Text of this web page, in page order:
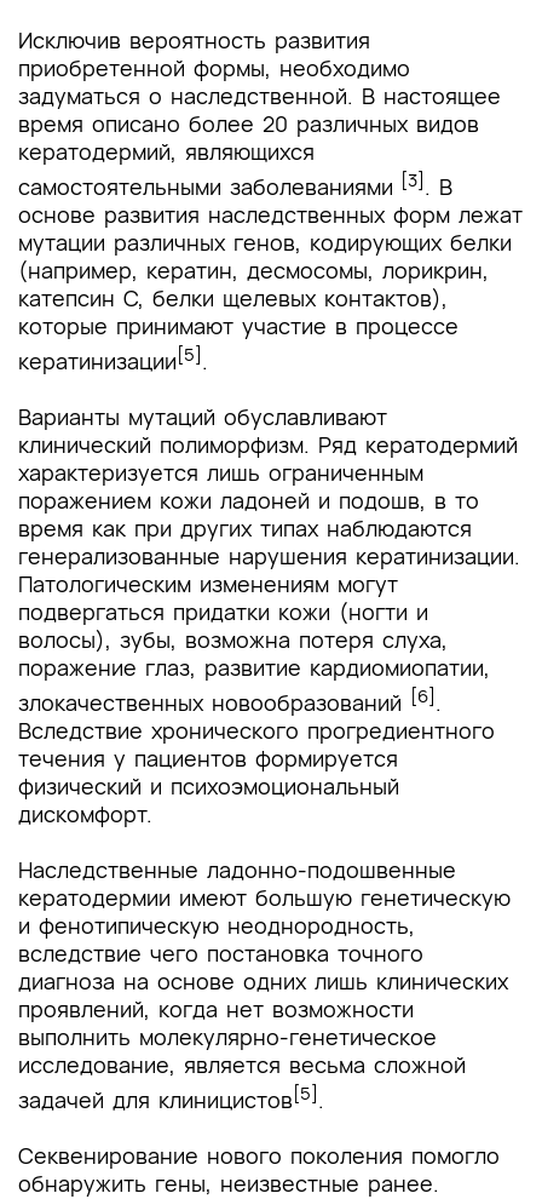
Исключив вероятность развития
приобретенной формы, необходимо
задуматься о наследственной. В настоящее
время описано более 20 различных видов
кератодермий, являющихся
самостоятельными заболеваниями [3]. В
основе развития наследственных форм лежат
мутации различных генов, кодирующих белки
(например, кератин, десмосомы, лорикрин,
катепсин С, белки щелевых контактов),
которые принимают участие в процессе
кератинизации[5].
Варианты мутаций обуславливают
клинический полиморфизм. Ряд кератодермий
характеризуется лишь ограниченным
поражением кожи ладоней и подошв, в то
время как при других типах наблюдаются
генерализованные нарушения кератинизации.
Патологическим изменениям могут
подвергаться придатки кожи (ногти и
волосы), зубы, возможна потеря слуха,
поражение глаз, развитие кардиомиопатии,
злокачественных новообразований [6].
Вследствие хронического прогредиентного
течения у пациентов формируется
физический и психоэмоциональный
дискомфорт.
Наследственные ладонно-подошвенные
кератодермии имеют большую генетическую
и фенотипическую неоднородность,
вследствие чего постановка точного
диагноза на основе одних лишь клинических
проявлений, когда нет возможности
выполнить молекулярно-генетическое
исследование, является весьма сложной
задачей для клиницистов[5].
Секвенирование нового поколения помогло
обнаружить гены, неизвестные ранее.